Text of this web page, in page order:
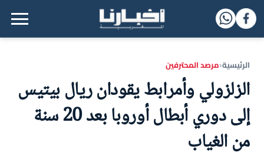
القائمة الرئيسية
الرئيسية‹مرصد المحترفين
الزلزولي وأمرابط يقودان ريال بيتيس
إلى دوري أبطال أوروبا بعد 20 سنة
من الغياب